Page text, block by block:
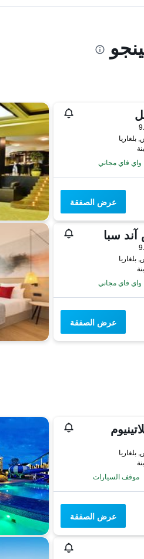
واي فاي مجاني
عرض الصفقة
سبا
واي فاي مجاني
عرض الصفقة
موقف السيارات
عرض الصفقة